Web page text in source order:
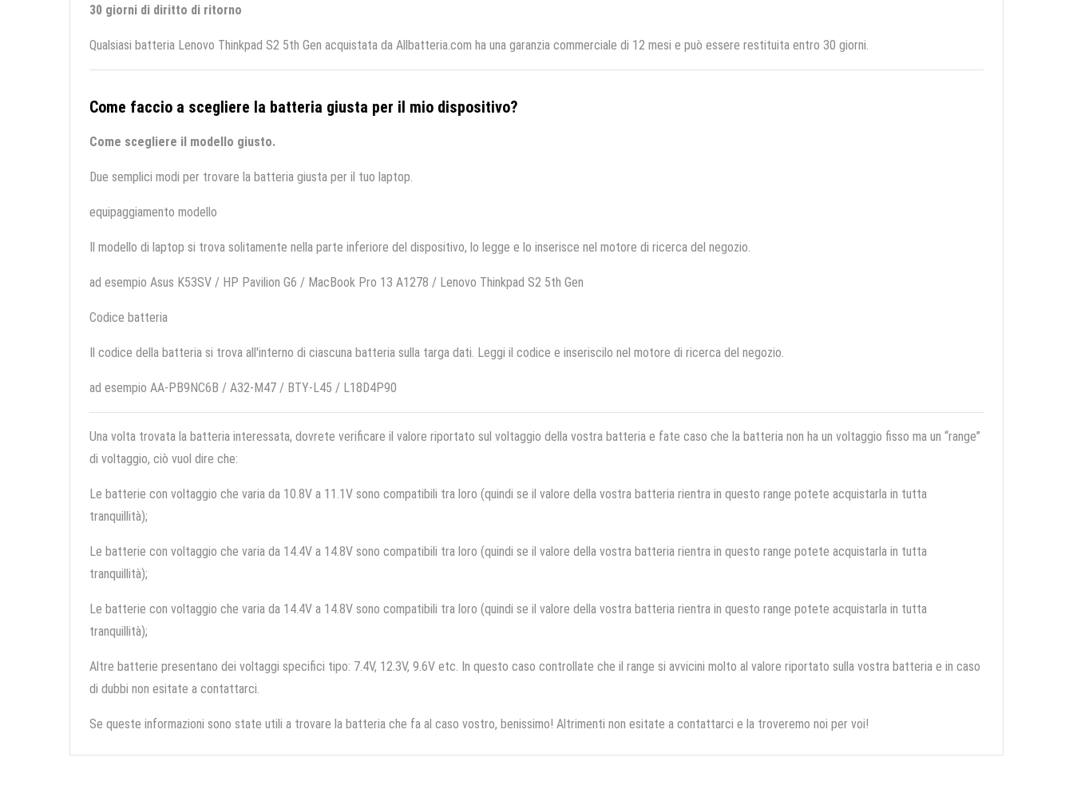
30 giorni di diritto di ritorno
Qualsiasi batteria Lenovo Thinkpad S2 5th Gen acquistata da Allbatteria.com ha una garanzia commerciale di 12 mesi e può essere restituita entro 30 giorni.
Come faccio a scegliere la batteria giusta per il mio dispositivo?
Come scegliere il modello giusto.
Due semplici modi per trovare la batteria giusta per il tuo laptop.
equipaggiamento modello
Il modello di laptop si trova solitamente nella parte inferiore del dispositivo, lo legge e lo inserisce nel motore di ricerca del negozio.
ad esempio Asus K53SV / HP Pavilion G6 / MacBook Pro 13 A1278 / Lenovo Thinkpad S2 5th Gen
Codice batteria
Il codice della batteria si trova all'interno di ciascuna batteria sulla targa dati. Leggi il codice e inseriscilo nel motore di ricerca del negozio.
ad esempio AA-PB9NC6B / A32-M47 / BTY-L45 / L18D4P90
Una volta trovata la batteria interessata, dovrete verificare il valore riportato sul voltaggio della vostra batteria e fate caso che la batteria non ha un voltaggio fisso ma un “range”
di voltaggio, ciò vuol dire che:
Le batterie con voltaggio che varia da 10.8V a 11.1V sono compatibili tra loro (quindi se il valore della vostra batteria rientra in questo range potete acquistarla in tutta
tranquillità);
Le batterie con voltaggio che varia da 14.4V a 14.8V sono compatibili tra loro (quindi se il valore della vostra batteria rientra in questo range potete acquistarla in tutta
tranquillità);
Le batterie con voltaggio che varia da 14.4V a 14.8V sono compatibili tra loro (quindi se il valore della vostra batteria rientra in questo range potete acquistarla in tutta
tranquillità);
Altre batterie presentano dei voltaggi specifici tipo: 7.4V, 12.3V, 9.6V etc. In questo caso controllate che il range si avvicini molto al valore riportato sulla vostra batteria e in caso
di dubbi non esitate a contattarci.
Se queste informazioni sono state utili a trovare la batteria che fa al caso vostro, benissimo! Altrimenti non esitate a contattarci e la troveremo noi per voi!